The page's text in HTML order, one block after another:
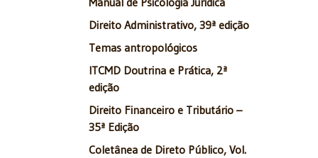
Direito Administrativo, 39ª edição
Temas antropológicos
ITCMD Doutrina e Prática, 2ª
edição
Direito Financeiro e Tributário –
35ª Edição
Coletânea de Direto Público, Vol.